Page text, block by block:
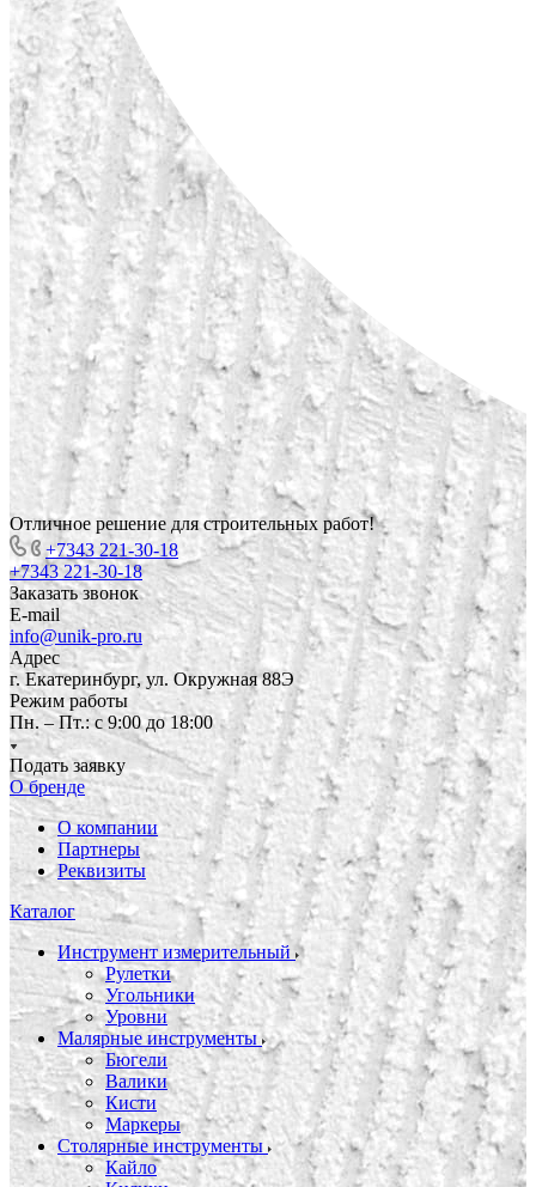
Отличное решение для строительных работ!
+7343 221-30-18
+7343 221-30-18
Заказать звонок
E-mail
info@unik-pro.ru
Адрес
г. Екатеринбург, ул. Окружная 88Э
Режим работы
Пн. – Пт.: с 9:00 до 18:00
Подать заявку
О бренде
О компании
Партнеры
Реквизиты
Каталог
Инструмент измерительный
Рулетки
Угольники
Уровни
Малярные инструменты
Бюгели
Валики
Кисти
Маркеры
Столярные инструменты
Кайло